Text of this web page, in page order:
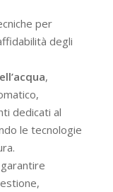
per
degli
,
dedicati al
le tecnologie